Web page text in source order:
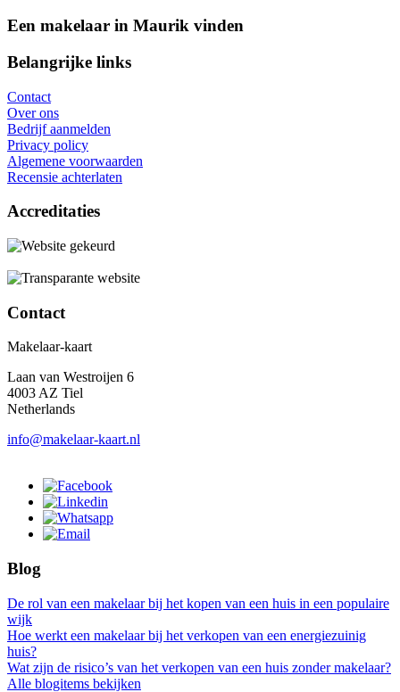
Een makelaar in Maurik vinden
Belangrijke links
Contact
Over ons
Bedrijf aanmelden
Privacy policy
Algemene voorwaarden
Recensie achterlaten
Accreditaties
Contact
Makelaar-kaart
Laan van Westroijen 6
4003 AZ Tiel
Netherlands
info@makelaar-kaart.nl
Blog
De rol van een makelaar bij het kopen van een huis in een populaire
wijk
Hoe werkt een makelaar bij het verkopen van een energiezuinig
huis?
Wat zijn de risico’s van het verkopen van een huis zonder makelaar?
Alle blogitems bekijken